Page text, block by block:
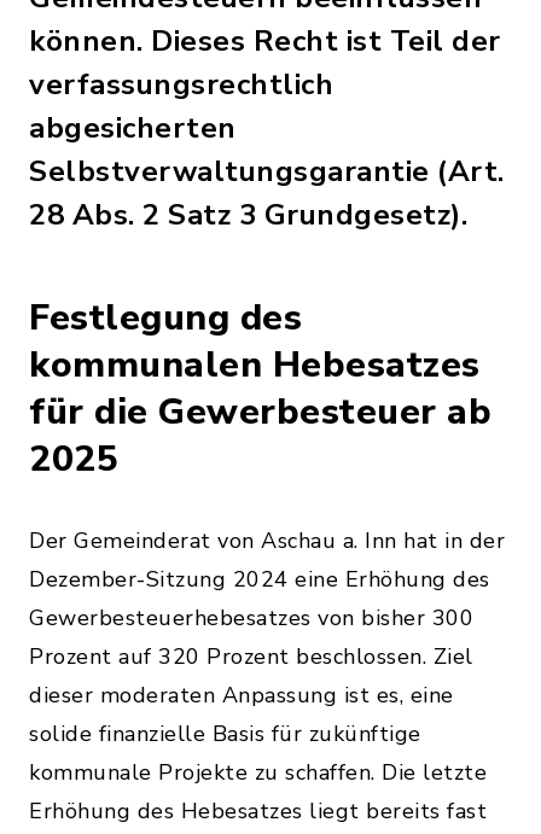
können. Dieses Recht ist Teil der
verfassungsrechtlich
abgesicherten
Selbstverwaltungsgarantie (Art.
28 Abs. 2 Satz 3 Grundgesetz).
Festlegung des
kommunalen Hebesatzes
für die Gewerbesteuer ab
2025
Der Gemeinderat von Aschau a. Inn hat in der
Dezember-Sitzung 2024 eine Erhöhung des
Gewerbesteuerhebesatzes von bisher 300
Prozent auf 320 Prozent beschlossen. Ziel
dieser moderaten Anpassung ist es, eine
solide finanzielle Basis für zukünftige
kommunale Projekte zu schaffen. Die letzte
Erhöhung des Hebesatzes liegt bereits fast